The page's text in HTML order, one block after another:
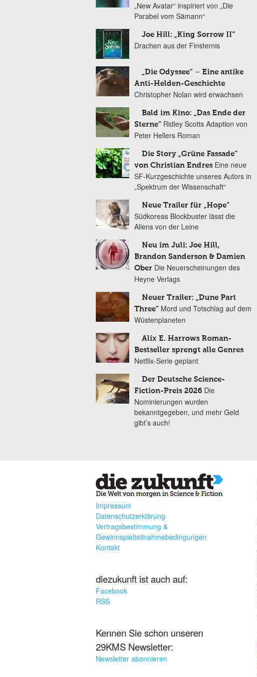
„New Avatar“ inspiriert von „Die
Parabel vom Sämann“
Joe Hill: „King Sorrow II“
Drachen aus der Finsternis
„Die Odyssee“ – Eine antike
Anti-Helden-Geschichte
Christopher Nolan wird erwachsen
Bald im Kino: „Das Ende der
Sterne“ Ridley Scotts Adaption von
Peter Hellers Roman
Die Story „Grüne Fassade“
von Christian Endres Eine neue
SF-Kurzgeschichte unseres Autors in
„Spektrum der Wissenschaft“
Neue Trailer für „Hope“
Südkoreas Blockbuster lässt die
Aliens von der Leine
Neu im Juli: Joe Hill,
Brandon Sanderson & Damien
Ober Die Neuerscheinungen des
Heyne Verlags
Neuer Trailer: „Dune Part
Three“ Mord und Totschlag auf dem
Wüstenplaneten
Alix E. Harrows Roman-
Bestseller sprengt alle Genres
Netflix-Serie geplant
Der Deutsche Science-
Fiction-Preis 2026 Die
Nominierungen wurden
bekanntgegeben, und mehr Geld
gibt’s auch!
Impressum
Datenschutzerklärung
Vertragsbestimmung &
Gewinnspielteilnahmebedingungen
Kontakt
diezukunft ist auch auf:
Facebook
RSS
Kennen Sie schon unseren
29KMS Newsletter:
Newsletter abonnieren